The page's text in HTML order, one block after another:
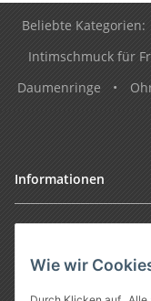
Wie wir
Beliebte Kategorien:
Intimschmuck für
Daumenringe
•
Informationen
Gesetzliche